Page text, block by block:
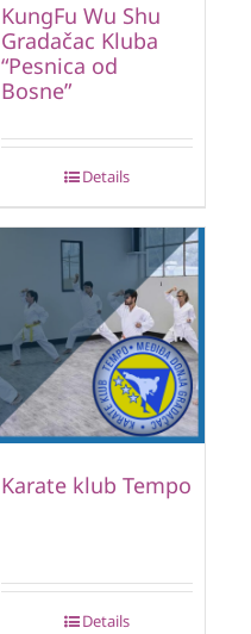
KungFu Wu Shu
Gradačac Kluba
“Pesnica od
Bosne”
Details
Karate klub Tempo
Details